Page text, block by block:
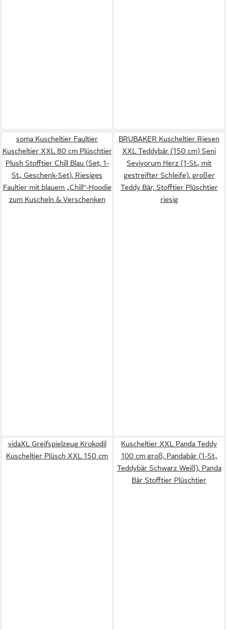
soma Kuscheltier Faultier
Kuscheltier XXL 80 cm Plüschtier
Plush Stofftier Chill Blau (Set, 1-
St., Geschenk-Set), Riesiges
Faultier mit blauem „Chill“-Hoodie
zum Kuscheln & Verschenken
BRUBAKER Kuscheltier Riesen
XXL Teddybär (150 cm) Seni
Seviyorum Herz (1-St., mit
gestreifter Schleife), großer
Teddy Bär, Stofftier Plüschtier
riesig
vidaXL Greifspielzeug Krokodil
Kuscheltier Plüsch XXL 150 cm
Kuscheltier XXL Panda Teddy
100 cm groß, Pandabär (1-St.,
Teddybär Schwarz Weiß), Panda
Bär Stofftier Plüschtier